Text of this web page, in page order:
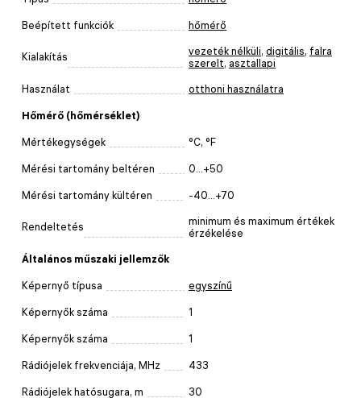
Beépített funkciók hőmérő
Kialakítás vezeték nélküli, digitális, falra
szerelt, asztallapi
Használat otthoni használatra
Hőmérő (hőmérséklet)
Mértékegységek °C, °F
Mérési tartomány beltéren 0...+50
Mérési tartomány kültéren -40...+70
Rendeltetés
minimum és maximum értékek
érzékelése
Általános műszaki jellemzők
Képernyő típusa egyszínű
Képernyők száma 1
Képernyők száma 1
Rádiójelek frekvenciája, MHz 433
Rádiójelek hatósugara, m 30